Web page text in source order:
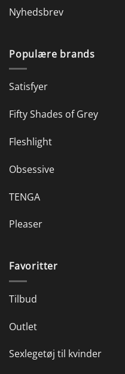
Nyhedsbrev
Populære brands
Satisfyer
Fifty Shades of Grey
Fleshlight
Obsessive
TENGA
Pleaser
Favoritter
Tilbud
Outlet
Sexlegetøj til kvinder